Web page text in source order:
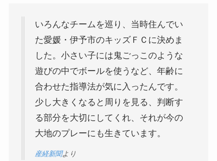
いろんなチームを巡り、当時住んでい
た愛媛・伊予市のキッズＦＣに決めま
した。小さい子には鬼ごっこのような
遊びの中でボールを使うなど、年齢に
合わせた指導法が気に入ったんです。
少し大きくなると周りを見る、判断す
る部分を大切にしてくれ、それが今の
大地のプレーにも生きています。
産経新聞より